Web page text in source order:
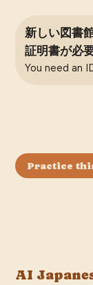
新しい図書
証明書が必
You need an
Practice
AI